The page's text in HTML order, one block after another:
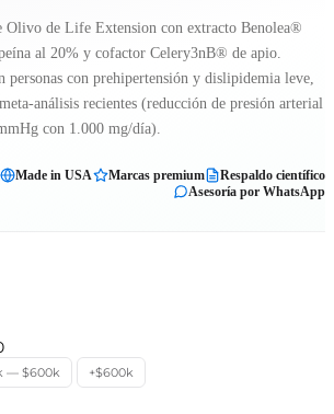
Olivo de Life Extension con extracto Benolea®
al 20% y cofactor Celery3nB® de apio.
personas con prehipertensión y dislipidemia leve,
análisis recientes (reducción de presión arterial
con 1.000 mg/día).
Made in USA Marcas premium
Respaldo científico
Asesoría por WhatsApp
— $600k +$600k